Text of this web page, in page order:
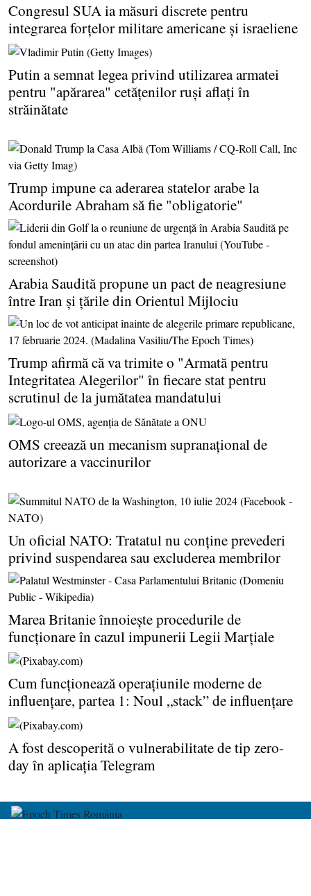
Congresul SUA ia măsuri discrete pentru
integrarea forţelor militare americane şi israeliene
Putin a semnat legea privind utilizarea armatei
pentru "apărarea" cetăţenilor ruşi aflaţi în
străinătate
Trump impune ca aderarea statelor arabe la
Acordurile Abraham să fie "obligatorie"
Arabia Saudită propune un pact de neagresiune
între Iran şi ţările din Orientul Mijlociu
Trump afirmă că va trimite o "Armată pentru
Integritatea Alegerilor" în fiecare stat pentru
scrutinul de la jumătatea mandatului
OMS creează un mecanism supranaţional de
autorizare a vaccinurilor
Un oficial NATO: Tratatul nu conţine prevederi
privind suspendarea sau excluderea membrilor
Marea Britanie înnoieşte procedurile de
funcţionare în cazul impunerii Legii Marţiale
Cum funcţionează operaţiunile moderne de
influenţare, partea 1: Noul „stack” de influenţare
A fost descoperită o vulnerabilitate de tip zero-
day în aplicaţia Telegram